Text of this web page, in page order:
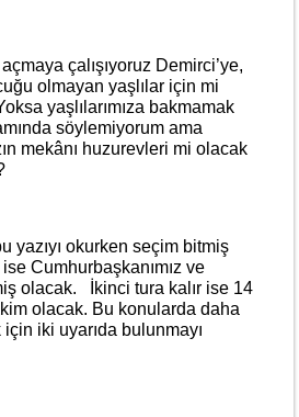
çalışıyoruz Demirci’ye,
olmayan yaşlılar için mi
yaşlılarımıza bakmamak
söylemiyorum ama
mekânı huzurevleri mi olacak
okurken seçim bitmiş
Cumhurbaşkanımız ve
olacak. İkinci tura kalır ise 14
olacak. Bu konularda daha
iki uyarıda bulunmayı